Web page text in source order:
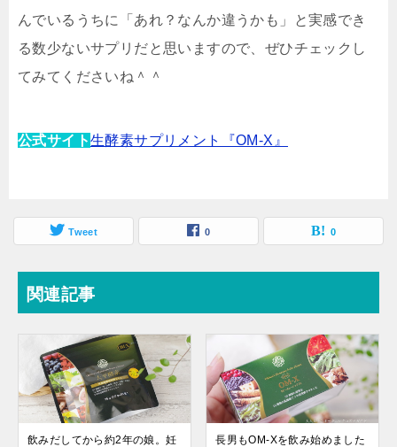
んでいるうちに「あれ？なんか違うかも」と実感でき
る数少ないサプリだと思いますので、ぜひチェックし
てみてくださいね＾＾
公式サイト生酵素サプリメント『OM-X』
Tweet 0 0
関連記事
飲みだしてから約2年の娘。妊
長男もOM-Xを飲み始めました